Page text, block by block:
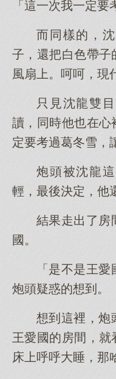
「這一次我一定要
而同樣的，
子，還把白色帶子
風扇上。呵呵，現
只見沈龍雙
讀，同時他也在心
定要考過葛冬雪，
炮頭被沈龍
輕，最後決定，他
結果走出了房
國。
「是不是王
炮頭疑惑的想到。
想到這裡，炮
王愛國的房間，就
床上呼呼大睡，那